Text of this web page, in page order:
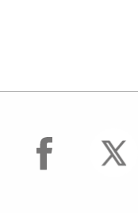
facebook